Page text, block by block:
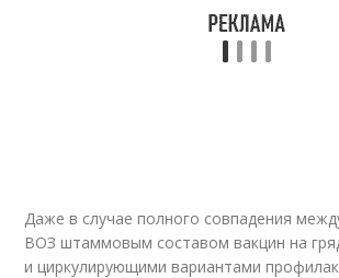
Даже в случае полного совпадения
ВОЗ штаммовым составом вакцин на
и циркулирующими вариантами